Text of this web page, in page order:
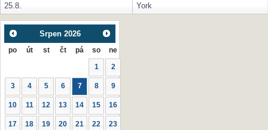
25.8.
York
Srpen 2026
po út st čt pá so ne
1 2
3 4 5 6 7 8 9
10 11 12 13 14 15 16
17 18 19 20 21 22 23